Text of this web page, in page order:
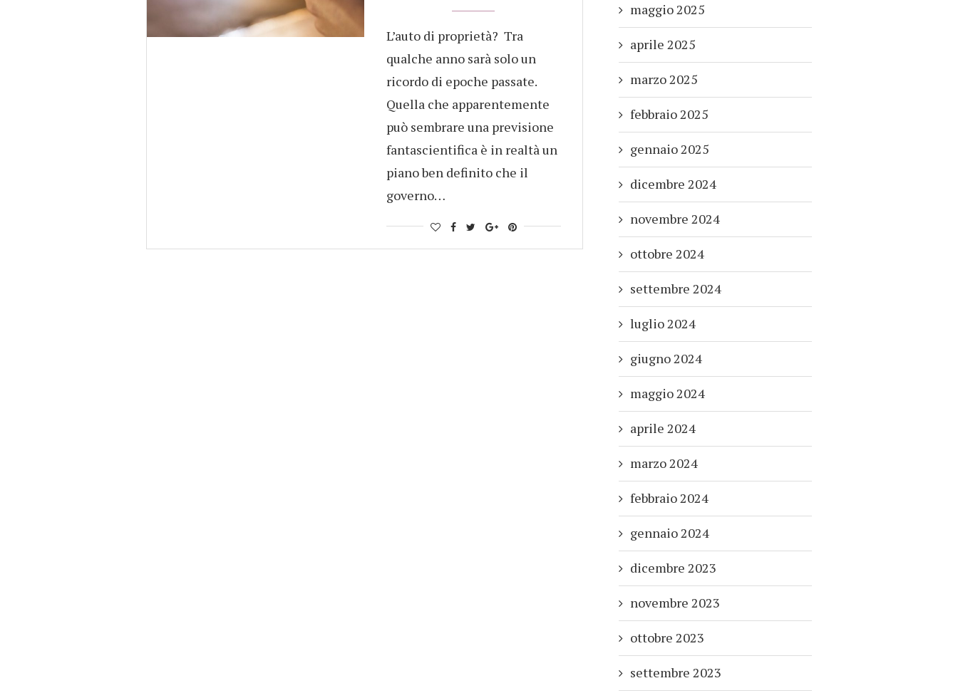
L’auto di proprietà? Tra
qualche anno sarà solo un
ricordo di epoche passate.
Quella che apparentemente
può sembrare una previsione
fantascientifica è in realtà un
piano ben definito che il
governo…
maggio 2025
aprile 2025
marzo 2025
febbraio 2025
gennaio 2025
dicembre 2024
novembre 2024
ottobre 2024
settembre 2024
luglio 2024
giugno 2024
maggio 2024
aprile 2024
marzo 2024
febbraio 2024
gennaio 2024
dicembre 2023
novembre 2023
ottobre 2023
settembre 2023